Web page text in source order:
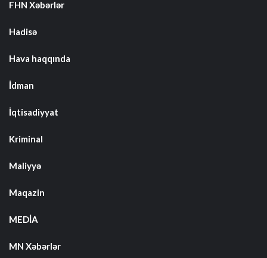
FHN Xəbərlər
Hadisə
Hava haqqında
İdman
İqtisadiyyat
Kriminal
Maliyyə
Maqazin
MEDİA
MN Xəbərlər